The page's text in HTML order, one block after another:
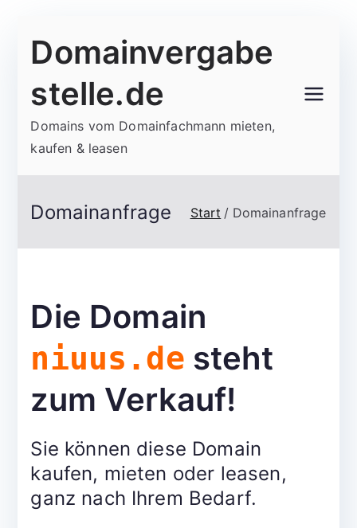
Inhalt
Domainvergabe
stelle.de
Domains vom Domainfachmann mieten,
kaufen & leasen
Domainanfrage Start Domainanfrage
Die Domain
niuus.de steht
zum Verkauf!
Sie können diese Domain
kaufen, mieten oder leasen,
ganz nach Ihrem Bedarf.